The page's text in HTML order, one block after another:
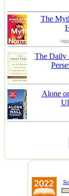
The
The Daily
Alone